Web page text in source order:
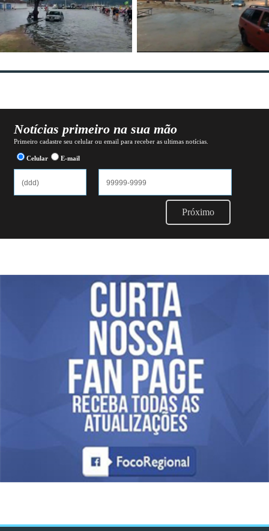
Notícias primeiro na sua mão
Primeiro cadastre seu celular ou email para receber as ultimas notícias.
Celular E-mail
Próximo